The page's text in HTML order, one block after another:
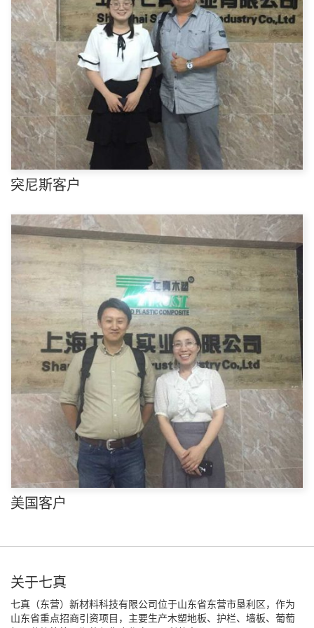
突尼斯客户
美国客户
关于七真
七真（东营）新材料科技有限公司位于山东省东营市垦利区，作为
山东省重点招商引资项目，主要生产木塑地板、护栏、墙板、葡萄